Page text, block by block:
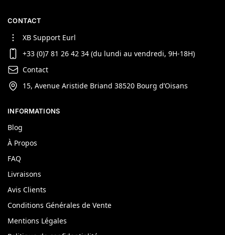
CONTACT
XB Support Eurl
+33 (0)7 81 26 42 34 (du lundi au vendredi, 9H-18H)
Contact
15, Avenue Aristide Briand 38520 Bourg d’Oisans
INFORMATIONS
Blog
À Propos
FAQ
Livraisons
Avis Clients
Conditions Générales de Vente
Mentions Légales